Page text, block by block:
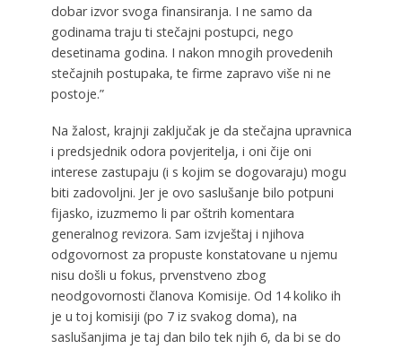
dobar izvor svoga finansiranja. I ne samo da
godinama traju ti stečajni postupci, nego
desetinama godina. I nakon mnogih provedenih
stečajnih postupaka, te firme zapravo više ni ne
postoje.”
Na žalost, krajnji zaključak je da stečajna upravnica
i predsjednik odora povjeritelja, i oni čije oni
interese zastupaju (i s kojim se dogovaraju) mogu
biti zadovoljni. Jer je ovo saslušanje bilo potpuni
fijasko, izuzmemo li par oštrih komentara
generalnog revizora. Sam izvještaj i njihova
odgovornost za propuste konstatovane u njemu
nisu došli u fokus, prvenstveno zbog
neodgovornosti članova Komisije. Od 14 koliko ih
je u toj komisiji (po 7 iz svakog doma), na
saslušanjima je taj dan bilo tek njih 6, da bi se do